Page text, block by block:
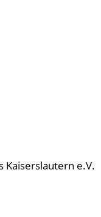
Kaiserslautern e.V.